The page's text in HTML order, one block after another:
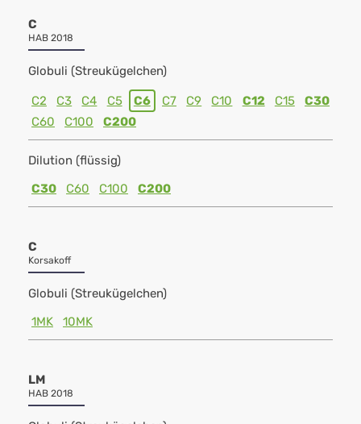
C
HAB 2018
Globuli (Streukügelchen)
C2 C3 C4 C5 C6 C7 C9 C10 C12 C15
C30
C60
C100 C200
Dilution (flüssig)
C30
C60 C100 C200
C
Korsakoff
Globuli (Streukügelchen)
1MK
10MK
LM
HAB 2018